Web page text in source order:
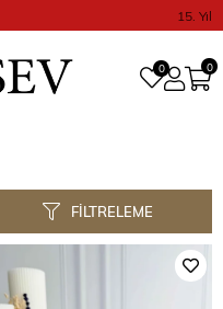
15. Yıl
0
0
FILTRELEME